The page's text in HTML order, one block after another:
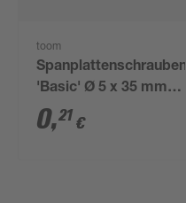
toom
Spanplattenschrauben
'Basic' Ø 5 x 35 mm
TX
0,21 €